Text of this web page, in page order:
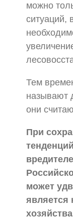
можно
ситуаций,
Тем
называют
они
При
может
является